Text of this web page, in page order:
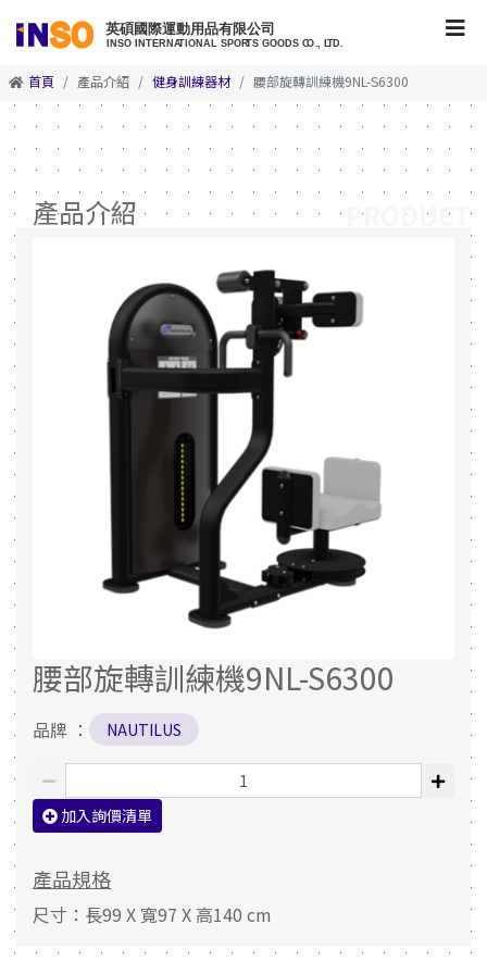
首頁 產品介紹 健身訓練器材 腰部旋轉訓練機9NL-S6300
產品介紹
腰部旋轉訓練機9NL-S6300
品牌 ： NAUTILUS
加入詢價清單
產品規格
尺寸：長99 X 寬97 X 高140 cm
PRODUCT